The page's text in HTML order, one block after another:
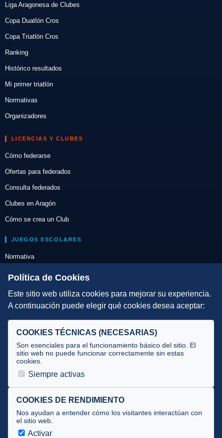
Liga Aragonesa de Clubes
Copa Duatlón Cros
Copa Triatlón Cros
Ranking
Histórico resultados
Mi primer triatlón
Normativas
Organizadores
LICENCIAS Y CLUBES
Cómo federarse
Ofertas para federados
Consulta federados
Clubes en Aragón
Cómo se crea un Club
JUEGOS ESCOLARES
Normativa
Escuelas de Triatlón
DIRECCIÓN TÉCNICA
Selecciones
Tecnificación
JUECES Y OFICIALES
Documentos
Cursos
Circulares oficiales
Política de Cookies
Este sitio web utiliza cookies para mejorar su experiencia.
A continuación puede elegir qué cookies desea aceptar:
COOKIES TÉCNICAS (NECESARIAS)
Son esenciales para el funcionamiento básico del sitio. El
sitio web no puede funcionar correctamente sin estas
cookies.
Siempre activas
COOKIES DE RENDIMIENTO
Nos ayudan a entender cómo los visitantes interactúan con
el sitio web.
Activar